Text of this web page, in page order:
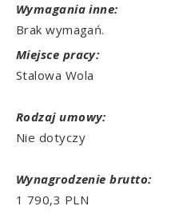
Wymagania inne:
Brak wymagań.
Miejsce pracy:
Stalowa Wola
Rodzaj umowy:
Nie dotyczy
Wynagrodzenie brutto:
1 790,3 PLN